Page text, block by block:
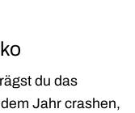
du das
Jahr crashen,